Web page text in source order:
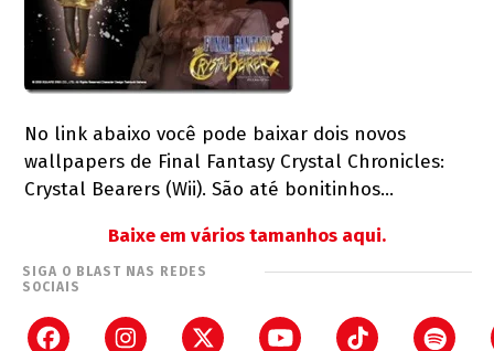
No link abaixo você pode baixar dois novos
wallpapers de Final Fantasy Crystal Chronicles:
Crystal Bearers (Wii). São até bonitinhos…
Baixe em vários tamanhos aqui.
SIGA O BLAST NAS REDES
SOCIAIS